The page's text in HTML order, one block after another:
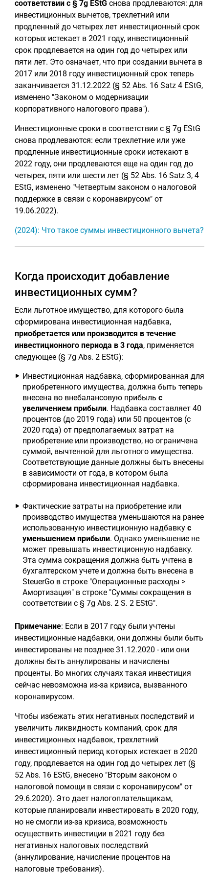
соответствии с § 7g EStG снова продлеваются: для
инвестиционных вычетов, трехлетний или
продленный до четырех лет инвестиционный срок
которых истекает в 2021 году, инвестиционный
срок продлевается на один год до четырех или
пяти лет. Это означает, что при создании вычета в
2017 или 2018 году инвестиционный срок теперь
заканчивается 31.12.2022 (§ 52 Abs. 16 Satz 4 EStG,
изменено "Законом о модернизации
корпоративного налогового права").
Инвестиционные сроки в соответствии с § 7g EStG
снова продлеваются: если трехлетние или уже
продленные инвестиционные сроки истекают в
2022 году, они продлеваются еще на один год до
четырех, пяти или шести лет (§ 52 Abs. 16 Satz 3, 4
EStG, изменено "Четвертым законом о налоговой
поддержке в связи с коронавирусом" от
19.06.2022).
(2024): Что такое суммы инвестиционного вычета?
Когда происходит добавление
инвестиционных сумм?
Если льготное имущество, для которого была
сформирована инвестиционная надбавка,
приобретается или производится в течение
инвестиционного периода в 3 года, применяется
следующее (§ 7g Abs. 2 EStG):
Инвестиционная надбавка, сформированная для
приобретенного имущества, должна быть теперь
внесена во внебалансовую прибыль с
увеличением прибыли. Надбавка составляет 40
процентов (до 2019 года) или 50 процентов (с
2020 года) от предполагаемых затрат на
приобретение или производство, но ограничена
суммой, вычтенной для льготного имущества.
Соответствующие данные должны быть внесены
в зависимости от года, в котором была
сформирована инвестиционная надбавка.
Фактические затраты на приобретение или
производство имущества уменьшаются на ранее
использованную инвестиционную надбавку с
уменьшением прибыли. Однако уменьшение не
может превышать инвестиционную надбавку.
Эта сумма сокращения должна быть учтена в
бухгалтерском учете и должна быть внесена в
SteuerGo в строке "Операционные расходы >
Амортизация" в строке "Суммы сокращения в
соответствии с § 7g Abs. 2 S. 2 EStG".
Примечание: Если в 2017 году были учтены
инвестиционные надбавки, они должны были быть
инвестированы не позднее 31.12.2020 - или они
должны быть аннулированы и начислены
проценты. Во многих случаях такая инвестиция
сейчас невозможна из-за кризиса, вызванного
коронавирусом.
Чтобы избежать этих негативных последствий и
увеличить ликвидность компаний, срок для
инвестиционных надбавок, трехлетний
инвестиционный период которых истекает в 2020
году, продлевается на один год до четырех лет (§
52 Abs. 16 EStG, внесено "Вторым законом о
налоговой помощи в связи с коронавирусом" от
29.6.2020). Это дает налогоплательщикам,
которые планировали инвестировать в 2020 году,
но не смогли из-за кризиса, возможность
осуществить инвестиции в 2021 году без
негативных налоговых последствий
(аннулирование, начисление процентов на
налоговые требования).